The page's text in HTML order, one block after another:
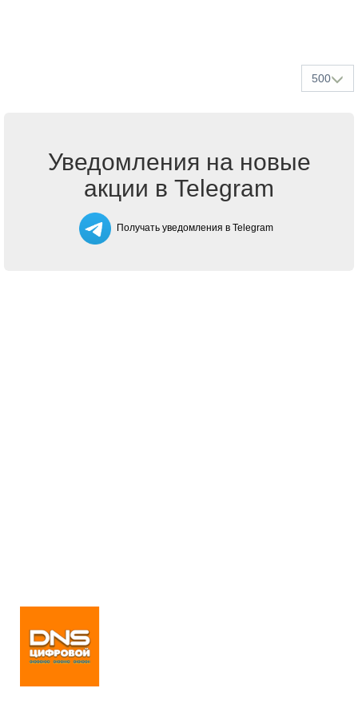
500
Уведомления на новые
акции в Telegram
Получать уведомления в Telegram